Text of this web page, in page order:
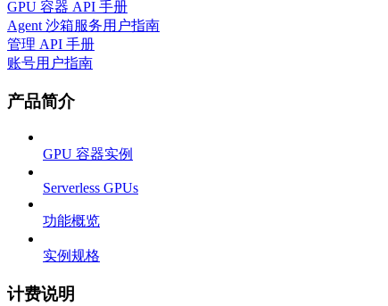
GPU 容器 API 手册
Agent 沙箱服务用户指南
管理 API 手册
账号用户指南
产品简介
GPU 容器实例
Serverless GPUs
功能概览
实例规格
计费说明